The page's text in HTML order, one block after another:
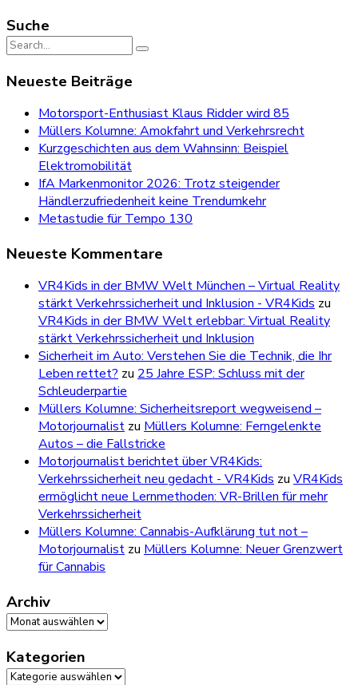
Suche
Search
Neueste Beiträge
Motorsport-Enthusiast Klaus Ridder wird 85
Müllers Kolumne: Amokfahrt und Verkehrsrecht
Kurzgeschichten aus dem Wahnsinn: Beispiel
Elektromobilität
IfA Markenmonitor 2026: Trotz steigender
Händlerzufriedenheit keine Trendumkehr
Metastudie für Tempo 130
Neueste Kommentare
VR4Kids in der BMW Welt München – Virtual Reality
stärkt Verkehrssicherheit und Inklusion - VR4Kids zu
VR4Kids in der BMW Welt erlebbar: Virtual Reality
stärkt Verkehrssicherheit und Inklusion
Sicherheit im Auto: Verstehen Sie die Technik, die Ihr
Leben rettet? zu 25 Jahre ESP: Schluss mit der
Schleuderpartie
Müllers Kolumne: Sicherheitsreport wegweisend –
Motorjournalist zu Müllers Kolumne: Ferngelenkte
Autos – die Fallstricke
Motorjournalist berichtet über VR4Kids:
Verkehrssicherheit neu gedacht - VR4Kids zu VR4Kids
ermöglicht neue Lernmethoden: VR-Brillen für mehr
Verkehrssicherheit
Müllers Kolumne: Cannabis-Aufklärung tut not –
Motorjournalist zu Müllers Kolumne: Neuer Grenzwert
für Cannabis
Archiv
Archiv
Kategorien
Kategorien